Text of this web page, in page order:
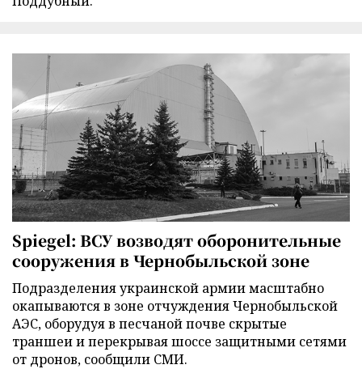
Spiegel: ВСУ возводят оборонительные
сооружения в Чернобыльской зоне
Подразделения украинской армии масштабно
окапываются в зоне отчуждения Чернобыльской
АЭС, оборудуя в песчаной почве скрытые
траншеи и перекрывая шоссе защитными сетями
от дронов, сообщили СМИ.